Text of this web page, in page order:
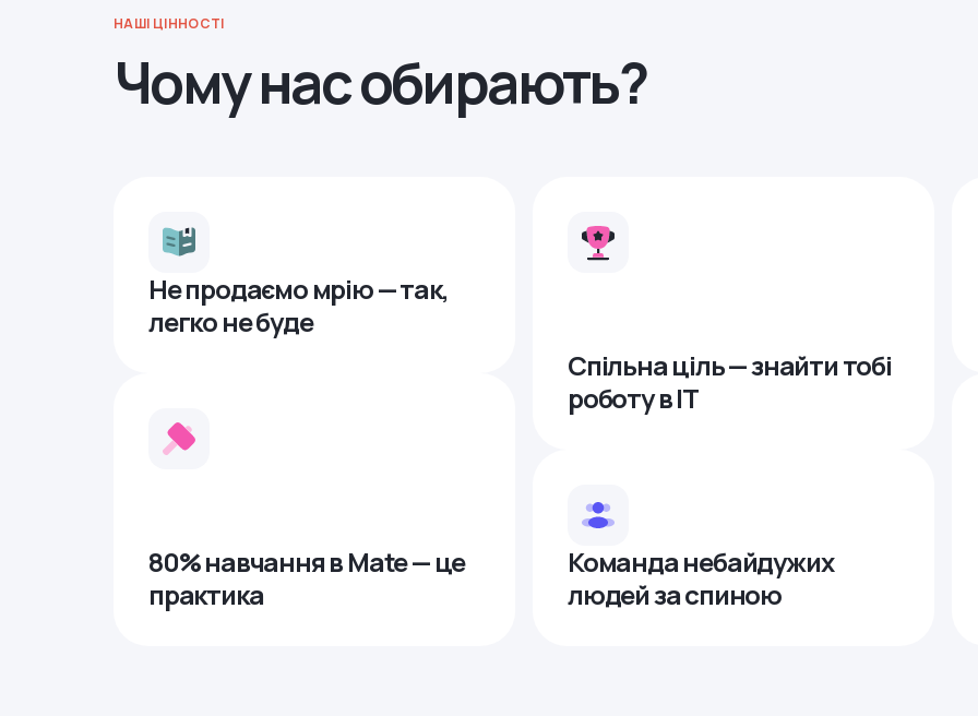
НАШІ ЦІННОСТІ
Чому нас обирають?
Не продаємо мрію — так,
легко не буде
80% навчання в Mate — це
практика
Спільна ціль — знайти тобі
роботу в ІТ
Команда небайдужих
людей за спиною